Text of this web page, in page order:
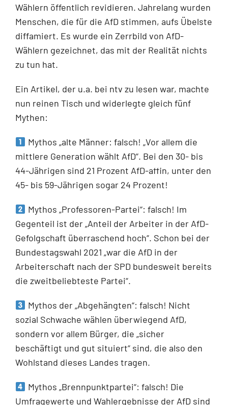
Wählern öffentlich revidieren. Jahrelang wurden
Menschen, die für die AfD stimmen, aufs Übelste
diffamiert. Es wurde ein Zerrbild von AfD-
Wählern gezeichnet, das mit der Realität nichts
zu tun hat.
Ein Artikel, der u.a. bei ntv zu lesen war, machte
nun reinen Tisch und widerlegte gleich fünf
Mythen:
Mythos „alte Männer: falsch! „Vor allem die
mittlere Generation wählt AfD“. Bei den 30- bis
44-Jährigen sind 21 Prozent AfD-affin, unter den
45- bis 59-Jährigen sogar 24 Prozent!
Mythos „Professoren-Partei“: falsch! Im
Gegenteil ist der „Anteil der Arbeiter in der AfD-
Gefolgschaft überraschend hoch“. Schon bei der
Bundestagswahl 2021 „war die AfD in der
Arbeiterschaft nach der SPD bundesweit bereits
die zweitbeliebteste Partei“.
Mythos der „Abgehängten“: falsch! Nicht
sozial Schwache wählen überwiegend AfD,
sondern vor allem Bürger, die „sicher
beschäftigt und gut situiert“ sind, die also den
Wohlstand dieses Landes tragen.
Mythos „Brennpunktpartei“: falsch! Die
Umfragewerte und Wahlergebnisse der AfD sind